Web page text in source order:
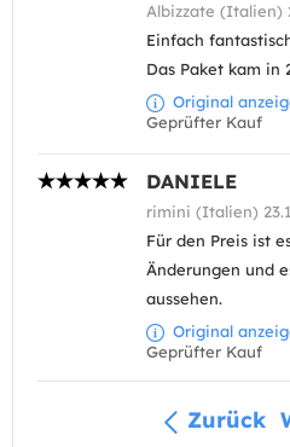
Albizzate (Italien)
Einfach
Das Paket kam in
Original
Geprüfter Kauf
DANIELE
rimini (Italien)
Für den Preis ist
Änderungen und
aussehen.
Original
Geprüfter Kauf
Zurück